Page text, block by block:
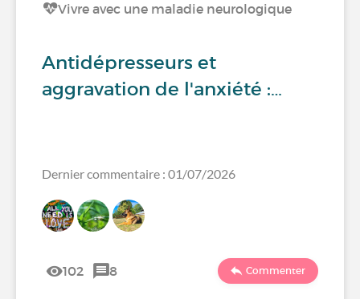
Vivre avec une maladie neurologique
Antidépresseurs et
aggravation de l'anxiété :…
Dernier commentaire : 01/07/2026
102 8 Commenter